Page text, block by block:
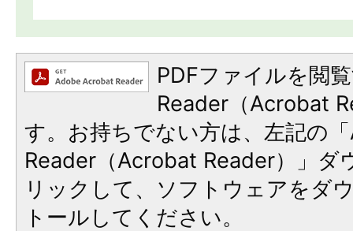
PDFファイルを閲
Reader（Acrobat
す。お持ちでない方は、左記の
Reader（Acrobat Reader）」ダ
リックして、ソフトウェアをダ
トールしてください。